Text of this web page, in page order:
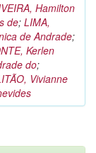
Hamilton
de; LIMA,
de Andrade;
Kerlen
do;
Vivianne